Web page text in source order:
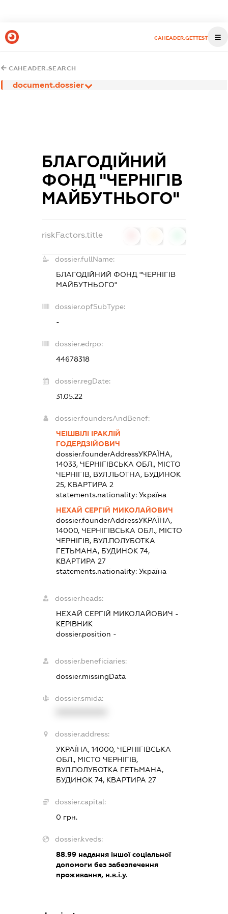
CAHEADER.GETTEST
CAHEADER.SEARCH
document.dossier
БЛАГОДІЙНИЙ
ФОНД "ЧЕРНІГІВ
МАЙБУТНЬОГО"
riskFactors.title
dossier.fullName:
БЛАГОДІЙНИЙ ФОНД "ЧЕРНІГІВ
МАЙБУТНЬОГО"
dossier.opfSubType:
-
dossier.edrpo:
44678318
dossier.regDate:
31.05.22
dossier.foundersAndBenef:
ЧЕІШВІЛІ ІРАКЛІЙ
ГОДЕРДЗІЙОВИЧ
dossier.founderAddressУКРАЇНА,
14033, ЧЕРНІГІВСЬКА ОБЛ., МІСТО
ЧЕРНІГІВ, ВУЛ.ЛЬОТНА, БУДИНОК
25, КВАРТИРА 2
statements.nationality: Україна
НЕХАЙ СЕРГІЙ МИКОЛАЙОВИЧ
dossier.founderAddressУКРАЇНА,
14000, ЧЕРНІГІВСЬКА ОБЛ., МІСТО
ЧЕРНІГІВ, ВУЛ.ПОЛУБОТКА
ГЕТЬМАНА, БУДИНОК 74,
КВАРТИРА 27
statements.nationality: Україна
dossier.heads:
НЕХАЙ СЕРГІЙ МИКОЛАЙОВИЧ -
КЕРІВНИК
dossier.position -
dossier.beneficiaries:
dossier.missingData
dossier.smida:
dossier.address:
УКРАЇНА, 14000, ЧЕРНІГІВСЬКА
ОБЛ., МІСТО ЧЕРНІГІВ,
ВУЛ.ПОЛУБОТКА ГЕТЬМАНА,
БУДИНОК 74, КВАРТИРА 27
dossier.capital:
0 грн.
dossier.kveds:
88.99надання іншої соціальної
допомоги без забезпечення
проживання, н.в.і.у.